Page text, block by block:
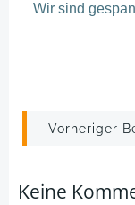
Wir sind
Post
Vorheriger
Keine